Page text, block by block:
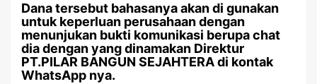
Dana tersebut bahasanya akan di gunakan
untuk keperluan perusahaan dengan
menunjukan bukti komunikasi berupa chat
dia dengan yang dinamakan Direktur
PT.PILAR BANGUN SEJAHTERA di kontak
WhatsApp nya.